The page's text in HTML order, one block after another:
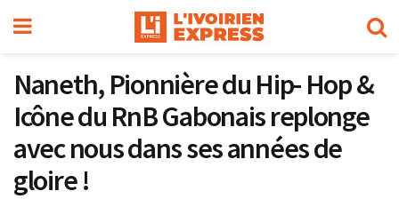
Naneth, Pionnière du Hip- Hop &
Icône du RnB Gabonais replonge
avec nous dans ses années de
gloire !